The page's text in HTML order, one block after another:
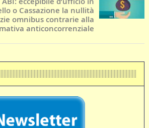
o Cassazione la nullità
omnibus contrarie alla
anticoncorrenziale